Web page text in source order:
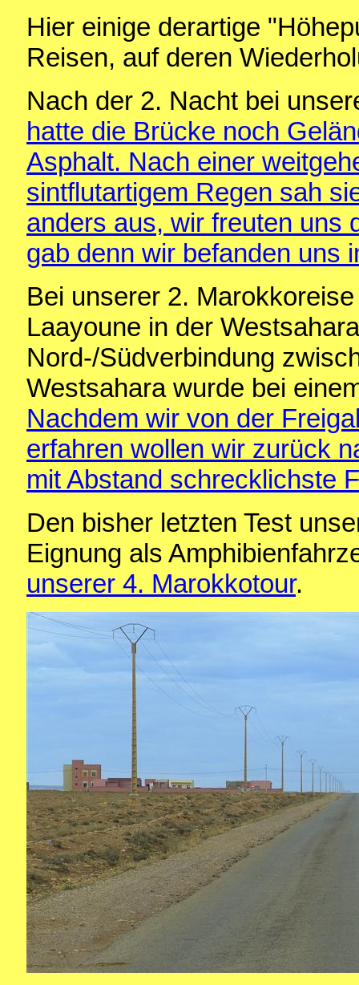
Hier einige derartige
Reisen, auf deren
Nach der 2. Nacht bei
hatte die Brücke noch
Asphalt. Nach einer
sintflutartigem Regen sah
anders aus, wir freuten uns
gab denn wir befanden uns
Bei unserer 2.
Laayoune in der
Nord-/Südverbindung
Westsahara wurde bei
Nachdem wir von der
erfahren wollen wir zurück
mit Abstand schrecklichste
Den bisher letzten Test
Eignung als
unserer 4. Marokkotour.